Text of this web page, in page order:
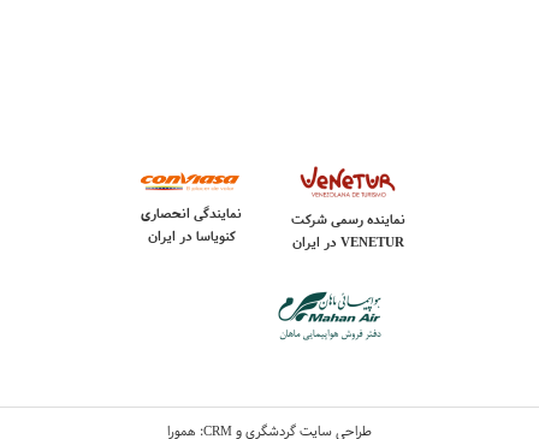
نماینده رسمی شرکت
VENETUR در ایران
نمایندگی انحصاری
کنویاسا در ایران
طراحی سایت گردشگریو CRM
: همورا